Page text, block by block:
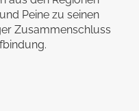
Peine zu seinen
Zusammenschluss